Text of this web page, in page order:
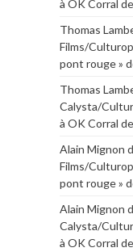
à OK Corral
Thomas
Films/
pont rouge »
Thomas
Calysta/
à OK Corral
Alain Mignon
Films/
pont rouge »
Alain Mignon
Calysta/
à OK Corral